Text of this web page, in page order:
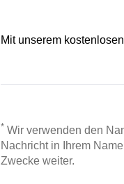
Mit unserem kostenlosen
* Wir verwenden den
Nachricht in Ihrem
Zwecke weiter.